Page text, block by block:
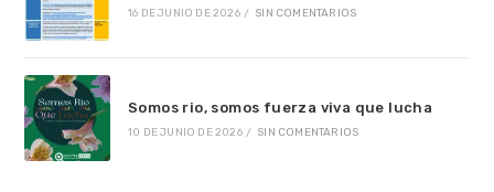
16 DE JUNIO DE 2026 / SIN COMENTARIOS
Somos rio, somos fuerza viva que lucha
10 DE JUNIO DE 2026 / SIN COMENTARIOS